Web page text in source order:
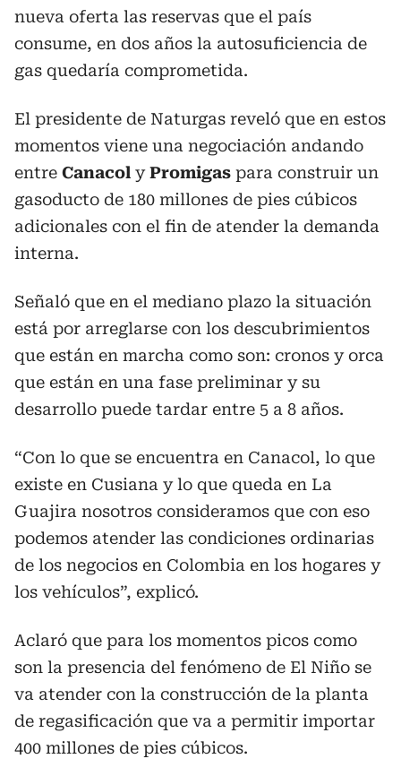
nueva oferta las reservas que el país
consume, en dos años la autosuficiencia de
gas quedaría comprometida.
El presidente de Naturgas reveló que en estos
momentos viene una negociación andando
entre Canacol yPromigas para construir un
gasoducto de 180 millones de pies cúbicos
adicionales con el fin de atender la demanda
interna.
Señaló que en el mediano plazo la situación
está por arreglarse con los descubrimientos
que están en marcha como son: cronos y orca
que están en una fase preliminar y su
desarrollo puede tardar entre 5 a 8 años.
“Con lo que se encuentra en Canacol, lo que
existe en Cusiana y lo que queda en La
Guajira nosotros consideramos que con eso
podemos atender las condiciones ordinarias
de los negocios en Colombia en los hogares y
los vehículos”, explicó.
Aclaró que para los momentos picos como
son la presencia del fenómeno de El Niño se
va atender con la construcción de la planta
de regasificación que va a permitir importar
400 millones de pies cúbicos.